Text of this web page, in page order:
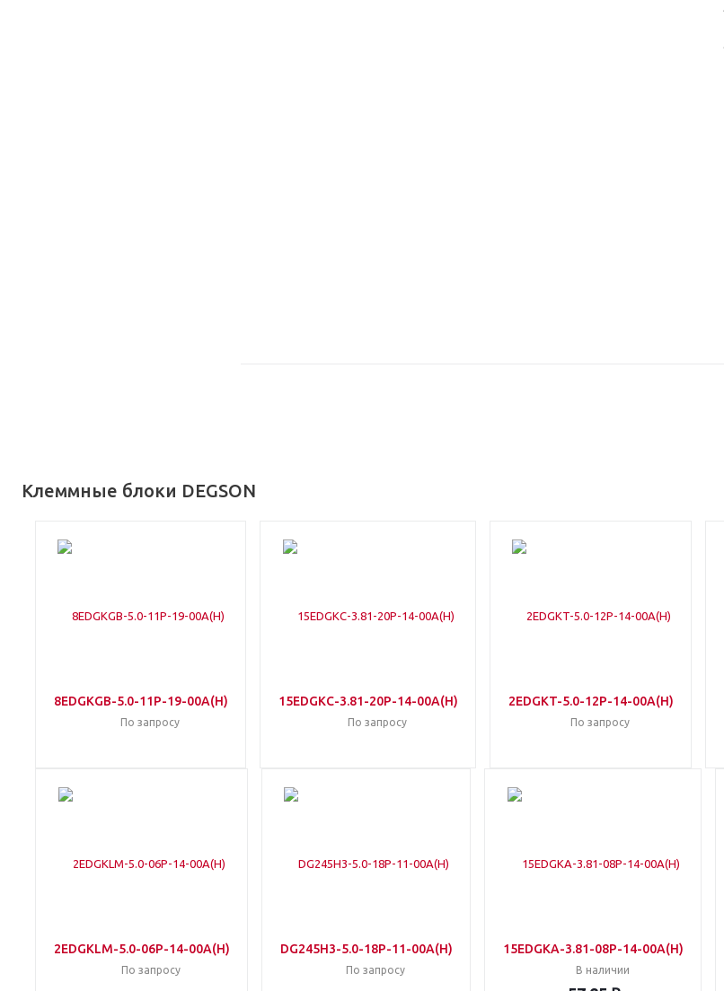
Клеммные блоки DEGSON
8EDGKGB-5.0-11P-19-00A(H)
По запросу
15EDGKC-3.81-20P-14-00A(H)
По запросу
2EDGKT-5.0-12P-14-00A(H)
По запросу
2EDGKLM-5.0-06P-14-00A(H)
По запросу
DG245H3-5.0-18P-11-00A(H)
По запросу
15EDGKA-3.81-08P-14-00A(H)
В наличии